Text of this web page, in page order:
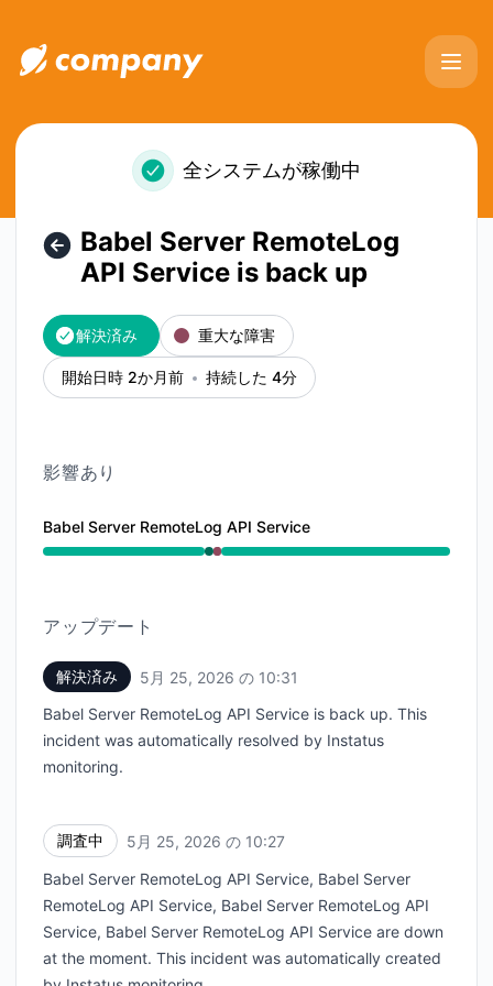
全システムが稼働中
Babel Server RemoteLog
API Service is back up
解決済み 重大な障害
開始日時 2か月前 持続した 4分
影響あり
Babel Server RemoteLog API Service
稼働中 から 10:27 AM ～ 10:27 AM, 重大な障害 から
アップデート
解決済み 5月 25, 2026 の 10:31
Babel Server RemoteLog API Service is back up. This
incident was automatically resolved by Instatus
monitoring.
調査中 5月 25, 2026 の 10:27
Babel Server RemoteLog API Service, Babel Server
RemoteLog API Service, Babel Server RemoteLog API
Service, Babel Server RemoteLog API Service are down
at the moment. This incident was automatically created